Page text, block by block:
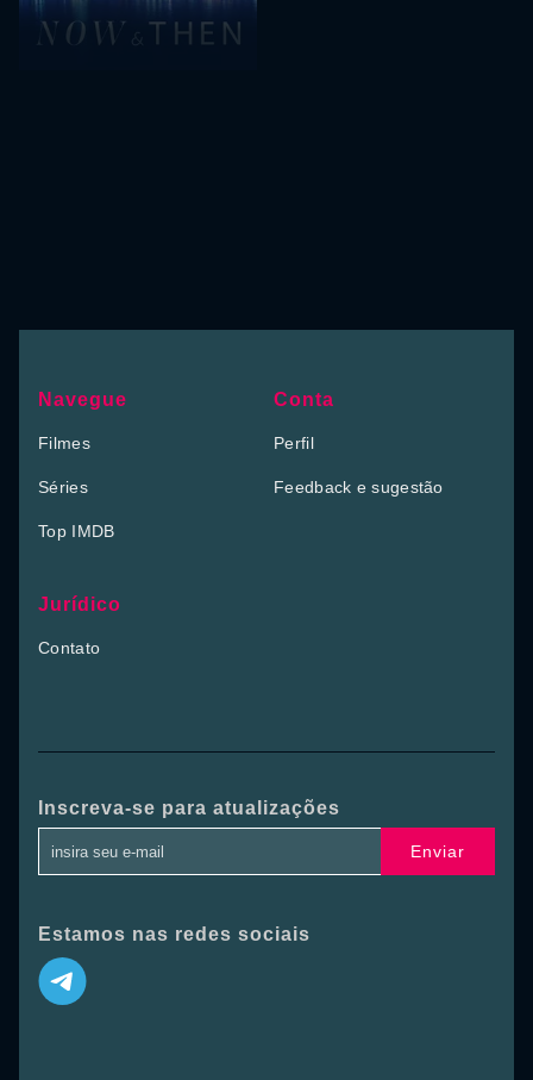
Navegue
Filmes
Séries
Top IMDB
Conta
Perfil
Feedback e sugestão
Jurídico
Contato
Inscreva-se para atualizações
Enviar
Estamos nas redes sociais